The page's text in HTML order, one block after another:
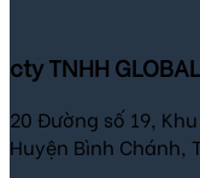
cty TNHH
20 Đường số 19,
Huyện Bình Chánh,